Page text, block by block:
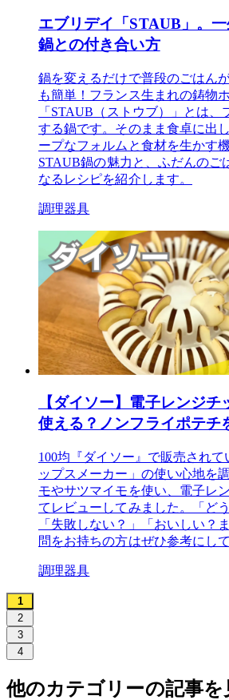
エブリデイ「STAUB」。
鍋との付き合い方
鍋を変えるだけで普段のごはん
も簡単！フランス生まれの鋳物
「STAUB（ストウブ）」とは、
する鍋です。そのまま食卓に出
ープなフォルムと食材を生かす
STAUB鍋の魅力と、ふだんのご
なるレシピを紹介します。
調理器具
【ダイソー】電子レンジ
使える？ノンフライポテチ
100均『ダイソー』で販売され
ップスメーカー」の使い心地を
モやサツマイモを使い、電子レ
てレビューしてみました。「ど
「失敗しない？」「おいしい？
問をお持ちの方はぜひ参考にし
調理器具
1
2
3
4
他のカテゴリーの記事を